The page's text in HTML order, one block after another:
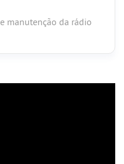
manutenção da rádio